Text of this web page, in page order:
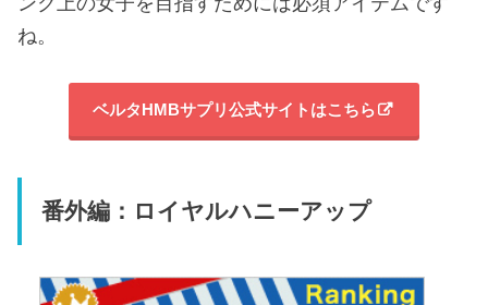
ね。
ベルタHMBサプリ公式サイトはこちら
番外編：ロイヤルハニーアップ